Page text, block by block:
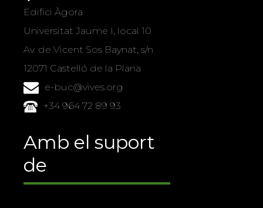
Edifici Àgora
Universitat Jaume I, local 10
Av. de Vicent Sos Baynat, s/n
12071 Castelló de la Plana
e-buc@vives.org
+34 964 72 89 93
Amb el suport
de